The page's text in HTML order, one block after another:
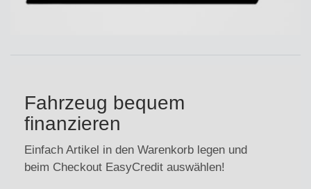
Fahrzeug bequem
finanzieren
Einfach Artikel in den Warenkorb legen und
beim Checkout EasyCredit auswählen!